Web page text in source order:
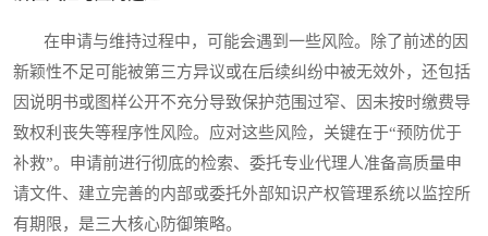
在申请与维持过程中，可能会遇到一些风险。除了前述的因
新颖性不足可能被第三方异议或在后续纠纷中被无效外，还包括
因说明书或图样公开不充分导致保护范围过窄、因未按时缴费导
致权利丧失等程序性风险。应对这些风险，关键在于“预防优于
补救”。申请前进行彻底的检索、委托专业代理人准备高质量申
请文件、建立完善的内部或委托外部知识产权管理系统以监控所
有期限，是三大核心防御策略。